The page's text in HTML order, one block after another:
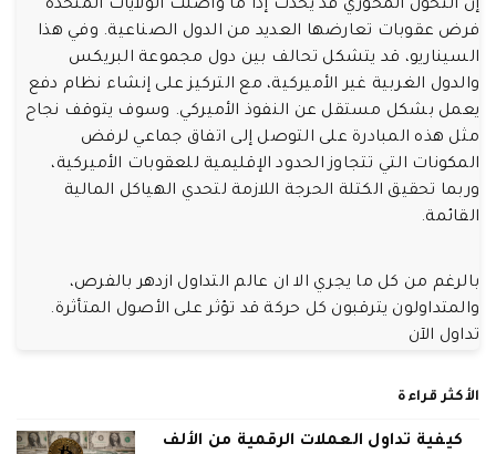
إن التحول المحوري قد يحدث إذا ما واصلت الولايات المتحدة
فرض عقوبات تعارضها العديد من الدول الصناعية. وفي هذا
السيناريو، قد يتشكل تحالف بين دول مجموعة البريكس
والدول الغربية غير الأميركية، مع التركيز على إنشاء نظام دفع
يعمل بشكل مستقل عن النفوذ الأميركي. وسوف يتوقف نجاح
مثل هذه المبادرة على التوصل إلى اتفاق جماعي لرفض
المكونات التي تتجاوز الحدود الإقليمية للعقوبات الأميركية،
وربما تحقيق الكتلة الحرجة اللازمة لتحدي الهياكل المالية
القائمة.
بالرغم من كل ما يجري الا ان عالم التداول ازدهر بالفرص،
والمتداولون يترقبون كل حركة قد تؤثر على الأصول المتأثرة.
تداول الآن
الأكثر قراءة
كيفية تداول العملات الرقمية من الألف